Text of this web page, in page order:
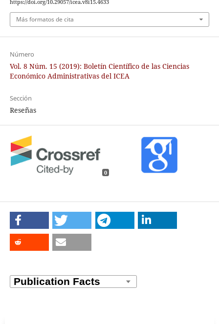
https://doi.org/10.29057/icea.v8i15.4633
Más formatos de cita
Número
Vol. 8 Núm. 15 (2019): Boletín Científico de las Ciencias
Económico Administrativas del ICEA
Sección
Reseñas
0